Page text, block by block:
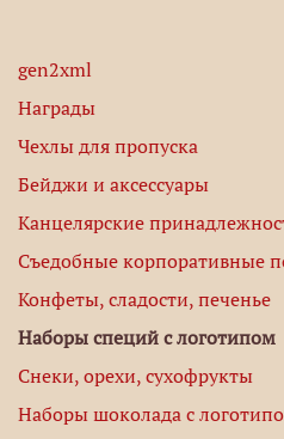
gen2xml
Награды
Чехлы для пропуска
Бейджи и аксессуары
Канцелярские
Съедобные корпоративные
Конфеты, сладости, печенье
Наборы специй с логотипом
Снеки, орехи, сухофрукты
Наборы шоколада с